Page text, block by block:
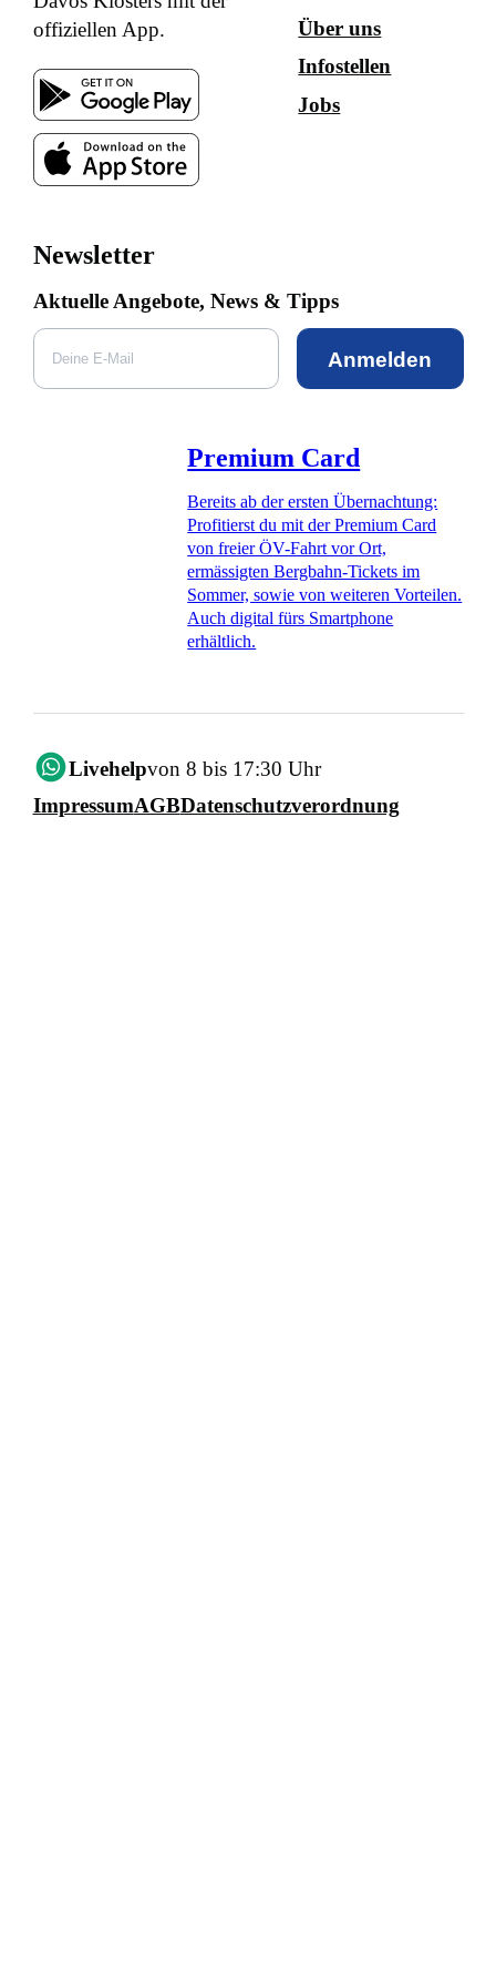
offiziellen App.
Über uns
Infostellen
Jobs
Newsletter
Aktuelle Angebote, News & Tipps
Anmelden
Premium Card
Bereits ab der ersten Übernachtung:
Profitierst du mit der Premium Card
von freier ÖV-Fahrt vor Ort,
ermässigten Bergbahn-Tickets im
Sommer, sowie von weiteren Vorteilen.
Auch digital fürs Smartphone
erhältlich.
Livehelpvon 8 bis 17:30 Uhr
ImpressumAGBDatenschutzverordnung